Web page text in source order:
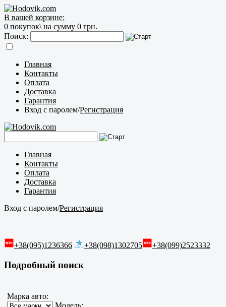
В вашей корзине:
0 покупок\ на сумму 0 грн.
Поиск:
Главная
Контакты
Оплата
Доставка
Гарантия
Вход с паролем/Регистрация
Главная
Контакты
Оплата
Доставка
Гарантия
Вход с паролем/Регистрация
+38(095)1236366 +38(098)1302705 +38(099)2523332
Подробный поиск
Марка авто: